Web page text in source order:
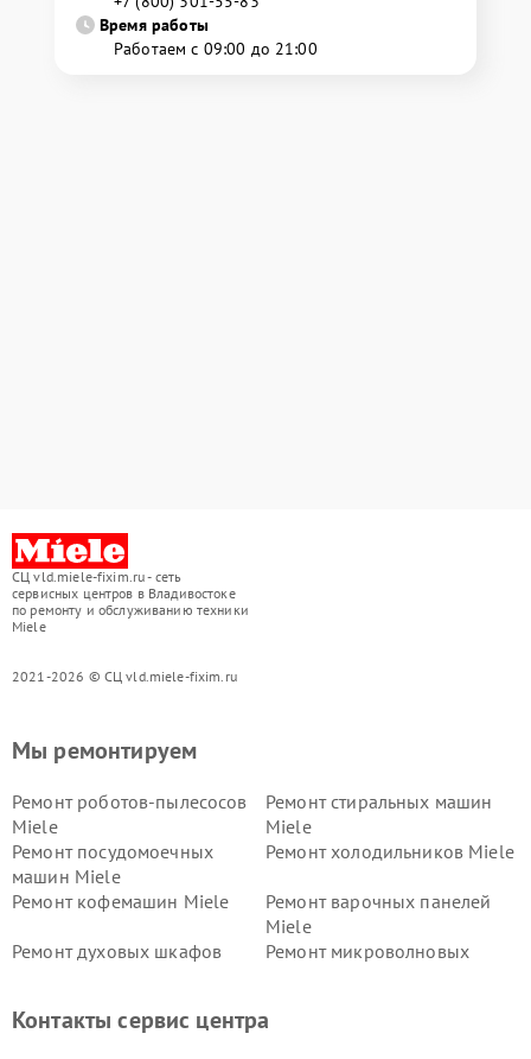
Время работы
Работаем с 09:00 до 21:00
СЦ vld.miele-fixim.ru - сеть
сервисных центров в Владивостоке
по ремонту и обслуживанию техники
Miele
2021-2026 © СЦ vld.miele-fixim.ru
Мы ремонтируем
Ремонт роботов-пылесосов
Miele
Ремонт стиральных машин
Miele
Ремонт посудомоечных
машин Miele
Ремонт холодильников Miele
Ремонт кофемашин Miele
Ремонт варочных панелей
Miele
Ремонт духовых шкафов
Ремонт микроволновых
Miele
Контакты сервис центра